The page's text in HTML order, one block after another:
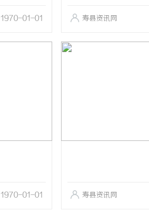
1970-01-01 寿县资讯网
1970-01-01 寿县资讯网